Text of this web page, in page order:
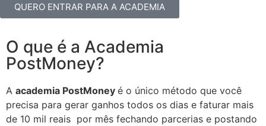
QUERO ENTRAR PARA A ACADEMIA
O que é a Academia
PostMoney?
A academia PostMoney é o único método que você
precisa para gerar ganhos todos os dias e faturar mais
de 10 mil reais por mês fechando parcerias e postando